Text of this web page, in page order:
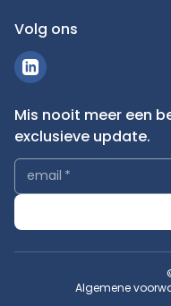
Volg ons
Mis nooit meer een
exclusieve update.
email *
Algemene